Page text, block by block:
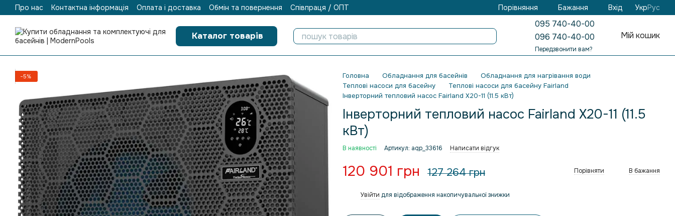
Перейти до основного контенту
Про нас Контактна інформація Оплата і доставка Обмін та повернення Співпраця / ОПТ Порівняння Бажання Вхід УкрРус
Каталог товарів
095 740-40-00
096 740-40-00
Передзвонити вам?
Мій кошик
−5% Головна Обладнання для басейнів
Обладнання для нагрівання води
Теплові насоси для басейну
Теплові насоси для басейну Fairland
Інверторний тепловий насос Fairland X20-11 (11.5 кВт)
Інверторний тепловий насос Fairland X20-11 (11.5
кВт)
В наявності Артикул: aqp_33616 Написати відгук
120 901 грн 127 264 грн Порівняти В бажання
Увійти для відображення накопичувальної знижки